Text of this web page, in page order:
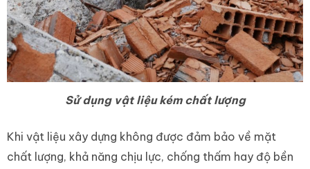
Sử dụng vật liệu kém chất lượng
Khi vật liệu xây dựng không được đảm bảo về mặt
chất lượng, khả năng chịu lực, chống thấm hay độ bền